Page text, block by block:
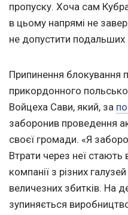
пропуску. Хоча сам
в цьому напрямі не
не допустити подальших
Припинення блокування
прикордонного
Войцеха Сави, який, за
заборонив проведення
своєї громади. «Я
Втрати через неї
компанії з різних
величезних збитків. На
зупиняється